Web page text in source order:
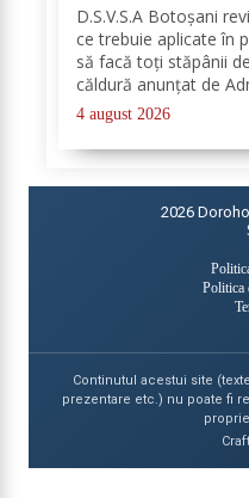
D.S.V.S.A Botoșani
ce trebuie aplicate în
să facă toți stăpânii
căldură anunțat de
Meteorologie,
Siguranța Alimentelor
4 august 2026
2026
Politica
Continutul acestui site
prezentare etc.) nu poate fi